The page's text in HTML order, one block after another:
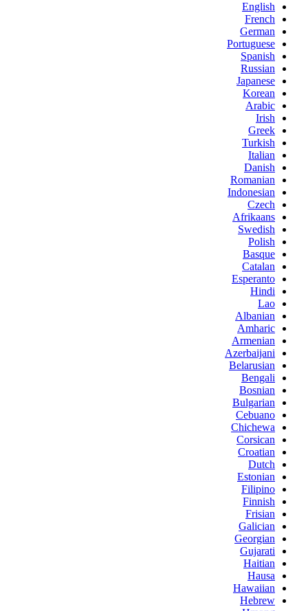
English
French
German
Portuguese
Spanish
Russian
Japanese
Korean
Arabic
Irish
Greek
Turkish
Italian
Danish
Romanian
Indonesian
Czech
Afrikaans
Swedish
Polish
Basque
Catalan
Esperanto
Hindi
Lao
Albanian
Amharic
Armenian
Azerbaijani
Belarusian
Bengali
Bosnian
Bulgarian
Cebuano
Chichewa
Corsican
Croatian
Dutch
Estonian
Filipino
Finnish
Frisian
Galician
Georgian
Gujarati
Haitian
Hausa
Hawaiian
Hebrew